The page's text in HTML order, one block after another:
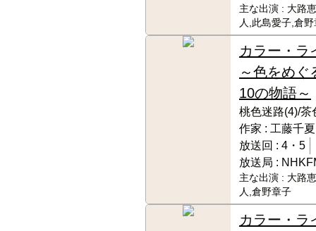
主な出演 : 大路
人,此島愛子,倉
カラー・ラ
～色をめぐ
10の物語～
桃色迷路(4)/茶
作家 : 工藤千
放送回 : 4・5
放送局 :
主な出演 : 大路
人,倉野章子
カラー・ラ